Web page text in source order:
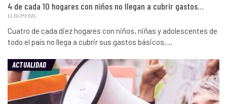
4 de cada 10 hogares con niños no llegan a cubrir gastos…
ELNUMERAL
Cuatro de cada diez hogares con niños, niñas y adolescentes de
todo el país no llega a cubrir sus gastos básicos,…
ACTUALIDAD